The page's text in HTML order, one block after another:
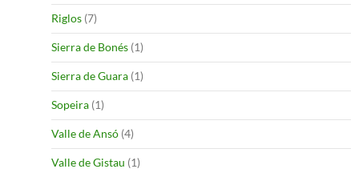
Riglos (7)
Sierra de Bonés (1)
Sierra de Guara (1)
Sopeira (1)
Valle de Ansó (4)
Valle de Gistau (1)